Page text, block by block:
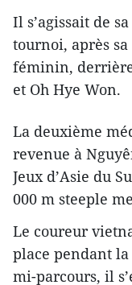
Il s’agissait de
tournoi, après
féminin, derrière
et Oh Hye Won.
La deuxième
revenue à
Jeux d’Asie du
000 m steeple
Le coureur
place pendant
mi-parcours, il